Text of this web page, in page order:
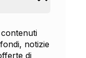
notizie
di